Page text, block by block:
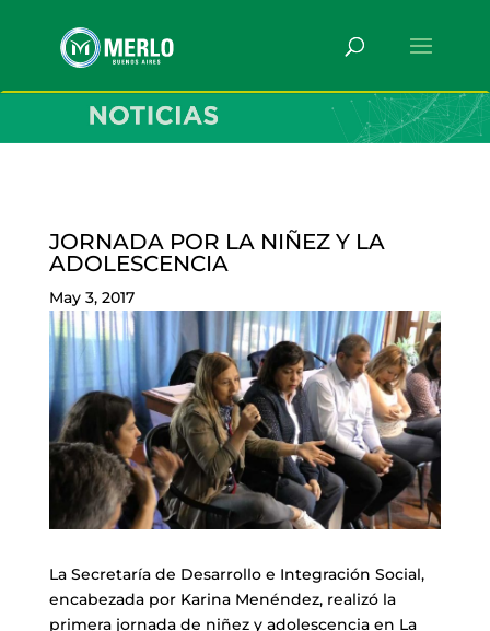
JORNADA POR LA NIÑEZ Y LA
ADOLESCENCIA
May 3, 2017
La Secretaría de Desarrollo e Integración Social,
encabezada por Karina Menéndez, realizó la
primera jornada de niñez y adolescencia en La